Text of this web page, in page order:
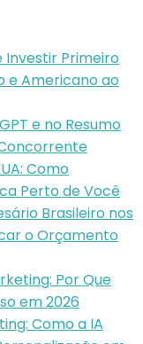
Investir Primeiro
e Americano ao
e no Resumo
Como
Perto de Você
Brasileiro nos
o Orçamento
Por Que
em 2026
Como a IA